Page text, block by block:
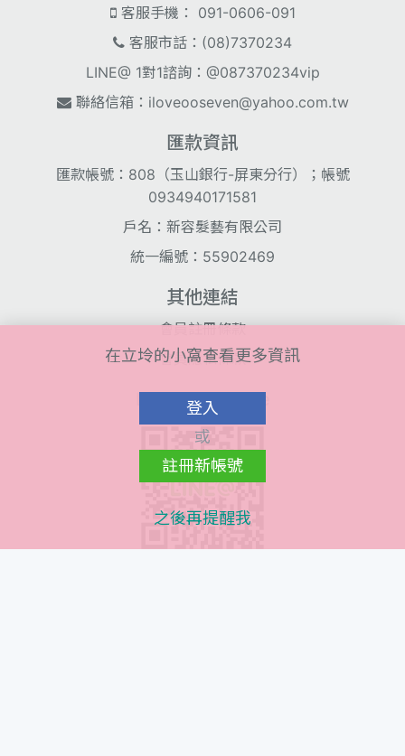
客服手機： 091-0606-091
客服市話：(08)7370234
LINE@ 1對1諮詢：@087370234vip
聯絡信箱： iloveooseven@yahoo.com.tw
匯款資訊
匯款帳號：808（玉山銀行-屏東分行）；帳號
0934940171581
戶名：新容髮藝有限公司
統一編號：55902469
其他連結
會員註冊條款
會員隱私條款
Line@ QR Code
在立坽的小窩查看更多資訊
登入
或
註冊新帳號
之後再提醒我